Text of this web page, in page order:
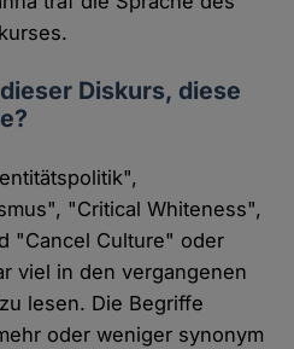
Diskurs, diese
"Critical Whiteness",
"Cancel Culture" oder
viel in den vergangenen
lesen. Die Begriffe
oder weniger synonym